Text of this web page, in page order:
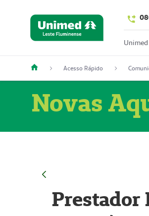
Acesso Rápido
Novas
Prestador